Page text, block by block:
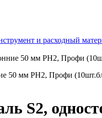
и расходный
50 мм PH2, Профи
S2,